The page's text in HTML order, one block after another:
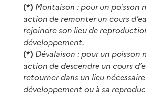
(*) Montaison : pour un poisson
action de remonter un cours
rejoindre son lieu de
développement.
(*) Dévalaison : pour un poisson
action de descendre un cours
retourner dans un lieu
développement ou à sa